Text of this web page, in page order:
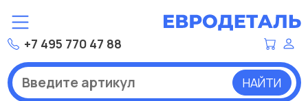
+7 495 770 47 88
НАЙТИ